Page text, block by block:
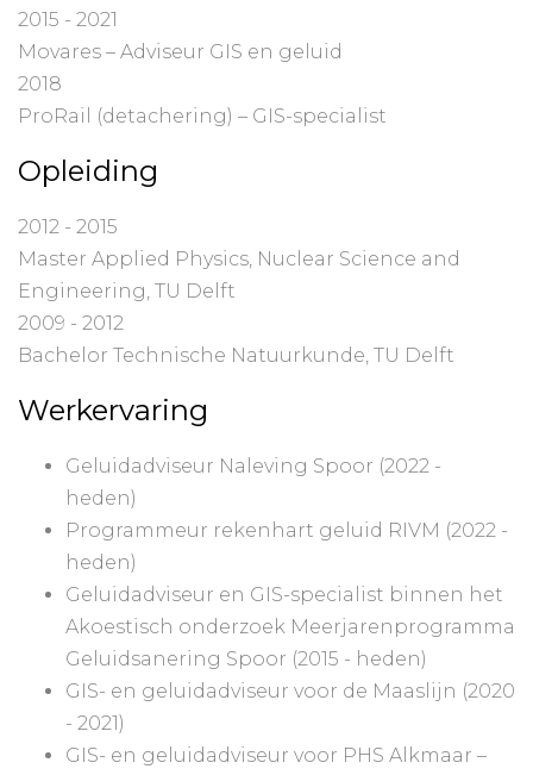
2015 - 2021
Movares – Adviseur GIS en geluid
2018
ProRail (detachering) – GIS-specialist
Opleiding
2012 - 2015
Master Applied Physics, Nuclear Science and
Engineering, TU Delft
2009 - 2012
Bachelor Technische Natuurkunde, TU Delft
Werkervaring
Geluidadviseur Naleving Spoor (2022 -
heden)
Programmeur rekenhart geluid RIVM (2022 -
heden)
Geluidadviseur en GIS-specialist binnen het
Akoestisch onderzoek Meerjarenprogramma
Geluidsanering Spoor (2015 - heden)
GIS- en geluidadviseur voor de Maaslijn (2020
- 2021)
GIS- en geluidadviseur voor PHS Alkmaar –